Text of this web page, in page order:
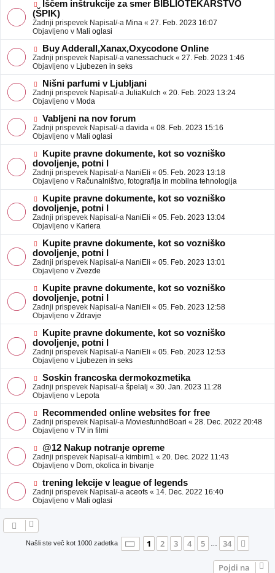
e
o
b
j
a
v
e
N
o
v
e
o
b
j
a
v
e
Iščem inštrukcije za smer BIBLIOTEKARSTVO
(ŠPIK)
Zadnji prispevek Napisal/-a Mina « 27. Feb. 2023 16:07
Objavljeno v Mali oglasi
N
o
v
e
o
b
j
a
v
e
Buy Adderall,Xanax,Oxycodone Online
Zadnji prispevek Napisal/-a vanessachuck « 27. Feb. 2023 1:46
Objavljeno v Ljubezen in seks
N
o
v
e
o
b
j
a
v
e
Nišni parfumi v Ljubljani
Zadnji prispevek Napisal/-a JuliaKulch « 20. Feb. 2023 13:24
Objavljeno v Moda
N
o
v
e
o
b
j
a
v
e
Vabljeni na nov forum
Zadnji prispevek Napisal/-a davida « 08. Feb. 2023 15:16
Objavljeno v Mali oglasi
N
o
v
e
o
b
a
v
e
Kupite pravne dokumente, kot so vozniško
dovoljenje, potni l
Zadnji prispevek Napisal/-a NaniEli « 05. Feb. 2023 13:18
Objavljeno v Računalništvo, fotografija in mobilna tehnologija
N
o
v
e
o
b
a
v
e
Kupite pravne dokumente, kot so vozniško
dovoljenje, potni l
Zadnji prispevek Napisal/-a NaniEli « 05. Feb. 2023 13:04
Objavljeno v Kariera
N
o
v
e
o
b
a
v
e
Kupite pravne dokumente, kot so vozniško
dovoljenje, potni l
Zadnji prispevek Napisal/-a NaniEli « 05. Feb. 2023 13:01
Objavljeno v Zvezde
N
o
v
e
o
b
a
v
e
Kupite pravne dokumente, kot so vozniško
dovoljenje, potni l
Zadnji prispevek Napisal/-a NaniEli « 05. Feb. 2023 12:58
Objavljeno v Zdravje
N
o
v
e
o
b
j
a
v
e
Kupite pravne dokumente, kot so vozniško
dovoljenje, potni l
Zadnji prispevek Napisal/-a NaniEli « 05. Feb. 2023 12:53
Objavljeno v Ljubezen in seks
N
o
v
e
o
b
j
a
v
e
Soskin francoska dermokozmetika
Zadnji prispevek Napisal/-a špelalj « 30. Jan. 2023 11:28
Objavljeno v Lepota
N
o
v
e
o
b
j
a
v
e
Recommended online websites for free
Zadnji prispevek Napisal/-a MoviesfunhdBoari « 28. Dec. 2022 20:48
Objavljeno v TV in filmi
N
o
v
e
o
b
j
a
@12 Nakup notranje opreme
Zadnji prispevek Napisal/-a kimbim1 « 20. Dec. 2022 11:43
Objavljeno v Dom, okolica in bivanje
N
o
v
e
a
trening lekcije v league of legends
Zadnji prispevek Napisal/-a aceofs « 14. Dec. 2022 16:40
Objavljeno v Mali oglasi
Našli ste več kot 1000 zadetka Stran 1od34
1 2 3 4 5 … 34
Pojdi na